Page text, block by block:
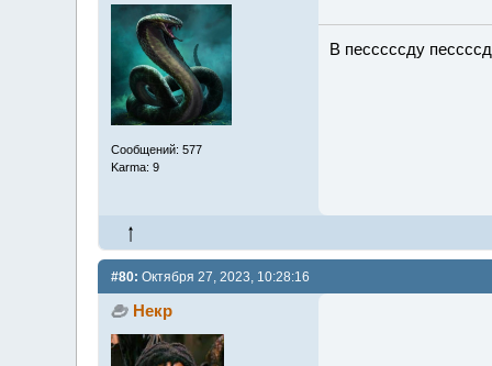
Сообщений: 577
Karma: 9
В песссссду
#80: Октября 27, 2023, 10:28:16
Некр